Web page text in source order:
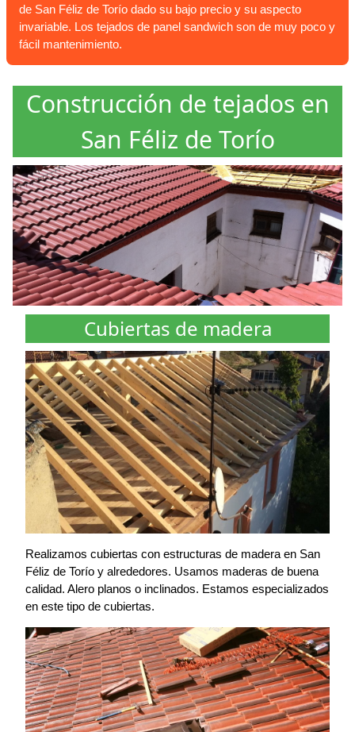
de San Féliz de Torío dado su bajo precio y su aspecto
invariable. Los tejados de panel sandwich son de muy poco y
fácil mantenimiento.
Construcción de tejados en
San Féliz de Torío
Cubiertas de madera
Realizamos cubiertas con estructuras de madera en San
Féliz de Torío y alrededores. Usamos maderas de buena
calidad. Alero planos o inclinados. Estamos especializados
en este tipo de cubiertas.